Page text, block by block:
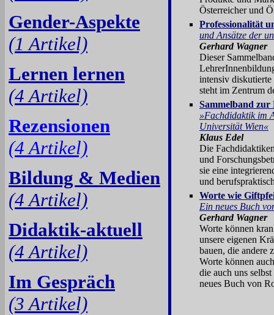
Gender-Aspekte
(1 Artikel)
Lernen lernen
(4 Artikel)
Rezensionen
(4 Artikel)
Bildung & Medien
(4 Artikel)
Didaktik-aktuell
(4 Artikel)
Im Gespräch
(3 Artikel)
Österreicher und
Professionalität
und Ansätze der
Gerhard Wagner
Dieser
intensiv
steht im Zentrum
Sammelband
»Fachdidaktik im
Universität Wien«
Klaus Edel
Die
und
sie eine
und
Worte wie
Ein neues Buch
Gerhard Wagner
Worte können
unsere eigenen
bauen, die andere
Worte können
die auch uns
neues Buch von